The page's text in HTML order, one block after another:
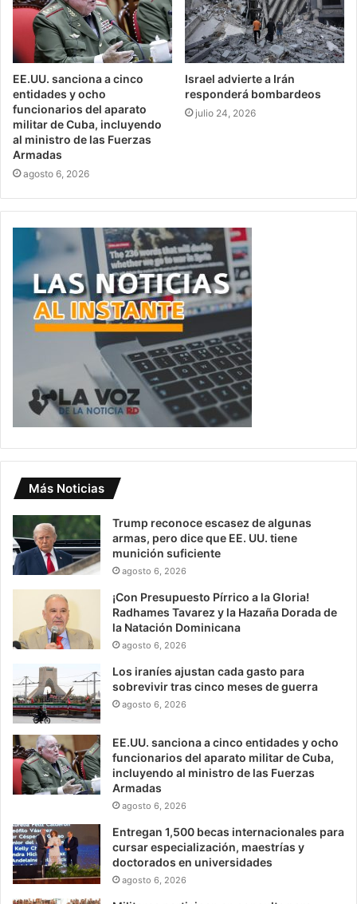
EE.UU. sanciona a cinco
entidades y ocho
funcionarios del aparato
militar de Cuba, incluyendo
al ministro de las Fuerzas
Armadas
agosto 6, 2026
Israel advierte a Irán
responderá bombardeos
julio 24, 2026
Más Noticias
Trump reconoce escasez de algunas
armas, pero dice que EE. UU. tiene
munición suficiente
agosto 6, 2026
¡Con Presupuesto Pírrico a la Gloria!
Radhames Tavarez y la Hazaña Dorada de
la Natación Dominicana
agosto 6, 2026
Los iraníes ajustan cada gasto para
sobrevivir tras cinco meses de guerra
agosto 6, 2026
EE.UU. sanciona a cinco entidades y ocho
funcionarios del aparato militar de Cuba,
incluyendo al ministro de las Fuerzas
Armadas
agosto 6, 2026
Entregan 1,500 becas internacionales para
cursar especialización, maestrías y
doctorados en universidades
agosto 6, 2026